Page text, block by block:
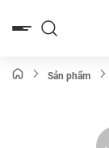
qua
Sản phẩm